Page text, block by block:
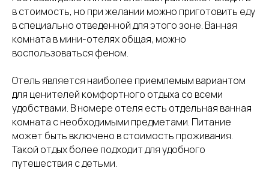
в стоимость, но при желании можно приготовить еду
в специально отведенной для этого зоне. Ванная
комната в мини-отелях общая, можно
воспользоваться феном.
Отель является наиболее приемлемым вариантом
для ценителей комфортного отдыха со всеми
удобствами. В номере отеля есть отдельная ванная
комната с необходимыми предметами. Питание
может быть включено в стоимость проживания.
Такой отдых более подходит для удобного
путешествия с детьми.